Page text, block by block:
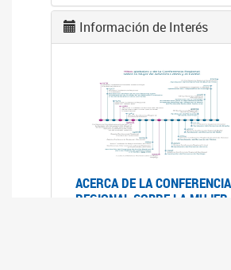
Información de Interés
ACERCA DE LA CONFERENCIA
REGIONAL SOBRE LA MUJER